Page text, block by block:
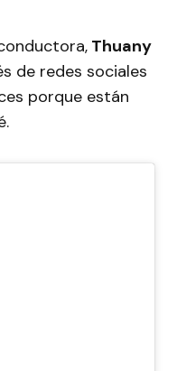
Thuany
de redes sociales
porque están